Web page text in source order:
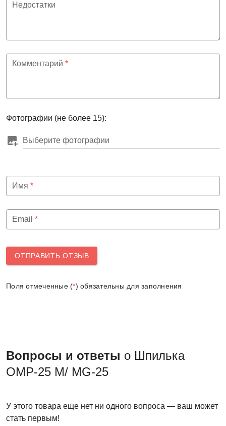
Недостатки
Комментарий *
Фотографии (не более 15):
Выберите фотографии
Имя *
Email *
ОТПРАВИТЬ ОТЗЫВ
Поля отмеченные (*) обязательны для заполнения
Вопросы и ответы о Шпилька
ОМР-25 М/ MG-25
У этого товара еще нет ни одного вопроса — ваш может
стать первым!